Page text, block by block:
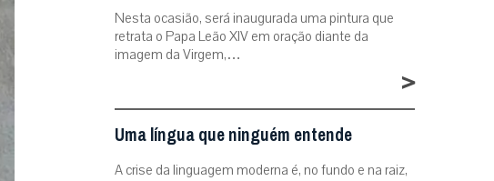
Nesta ocasião, será inaugurada uma pintura que
retrata o Papa Leão XIV em oração diante da
imagem da Virgem,…
>
Uma língua que ninguém entende
A crise da linguagem moderna é, no fundo e na raiz,